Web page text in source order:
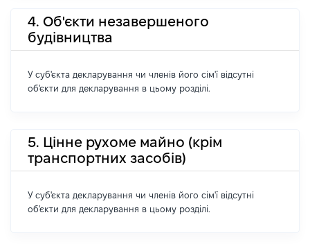
4. Об'єкти незавершеного
будівництва
У суб'єкта декларування чи членів його сім'ї відсутні
об'єкти для декларування в цьому розділі.
5. Цінне рухоме майно (крім
транспортних засобів)
У суб'єкта декларування чи членів його сім'ї відсутні
об'єкти для декларування в цьому розділі.